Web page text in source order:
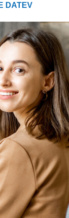
DATEV